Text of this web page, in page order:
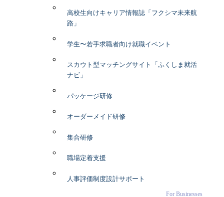
高校生向けキャリア情報誌「フクシマ未来航
路」
学生〜若手求職者向け就職イベント
スカウト型マッチングサイト「ふくしま就活
ナビ」
パッケージ研修
オーダーメイド研修
集合研修
職場定着支援
人事評価制度設計サポート
For Businesses